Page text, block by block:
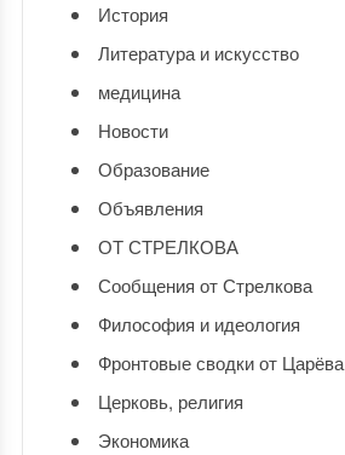
История
Литература и искусство
медицина
Новости
Образование
Объявления
ОТ СТРЕЛКОВА
Сообщения от Стрелкова
Философия и идеология
Фронтовые сводки от Царёва
Церковь, религия
Экономика